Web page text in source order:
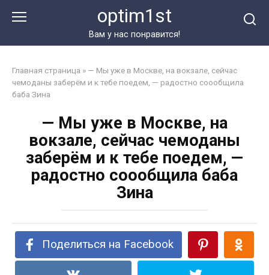
optim1st
Вам у нас понравится!
Главная страница » — Мы уже в Москве, на вокзале, сейчас
чемоданы заберём и к тебе поедем, — радостно соообщила
баба Зина
— Мы уже в Москве, на
вокзале, сейчас чемоданы
заберём и к тебе поедем, —
радостно соообщила баба
Зина
Поделиться на Facebook